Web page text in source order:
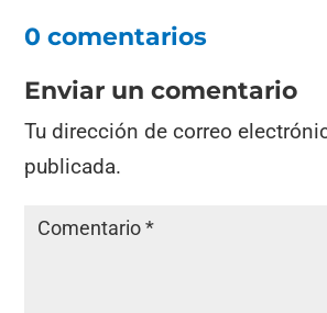
0 comentarios
Enviar un comentario
Tu dirección de correo
publicada.